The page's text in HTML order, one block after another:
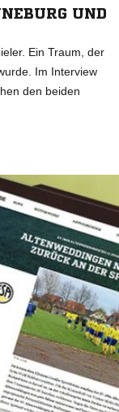
UND
Ein Traum, der
Im Interview
den beiden